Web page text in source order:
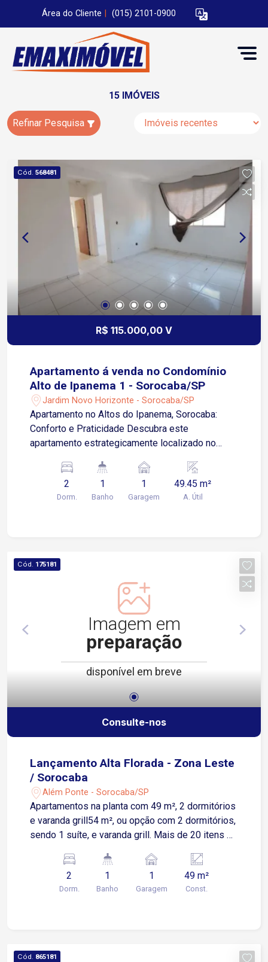
Área do Cliente (015) 2101-0900
15 IMÓVEIS
Refinar Pesquisa
Cód. 568481
R$ 115.000,00 V
Apartamento á venda no Condomínio
Alto de Ipanema 1 - Sorocaba/SP
Jardim Novo Horizonte - Sorocaba/SP
Apartamento no Altos do Ipanema, Sorocaba:
Conforto e Praticidade Descubra este
apartamento estrategicamente localizado no
opção ideal para quem busca qualidade de vida
em um condomínio seguro e com infraestrutura
completa. Destaques do Imóvel: Dormitórios:
otimizando o espaço. Garagem: Vaga com
segurança 24 horas, proporcionando
tranquilidade. Infraestrutura do Condomínio:
Lazer: Salão de festas disponível para eventos e
celebrações. Segurança: Condomínio com
segurança completa. Localização Privilegiada:
Situado em um dos bairros em expansão de
ampla rede de comércios, escolas e às principais
deslocamento. Este apartamento é a escolha
perfeita para quem valoriza conforto, segurança e
2
Dorm.
1
Banho
1
Garagem
49.45 m²
A. Útil
Cód. 175181
Imagem em
preparação
disponível em breve
Consulte-nos
Lançamento Alta Florada - Zona Leste
/ Sorocaba
Além Ponte - Sorocaba/SP
Apartamentos na planta com 49 m², 2 dormitórios
e varanda grill54 m², ou opção com 2 dormitórios,
sendo 1 suíte, e varanda grill. Mais de 20 itens de
Alta Florada Residencial é um lançamento na
Zona Leste de Sorocaba, localizado em uma
região com alto potencial de valorização, próximo
2
Dorm.
1
Banho
1
Garagem
49 m²
Const.
Cód. 865181